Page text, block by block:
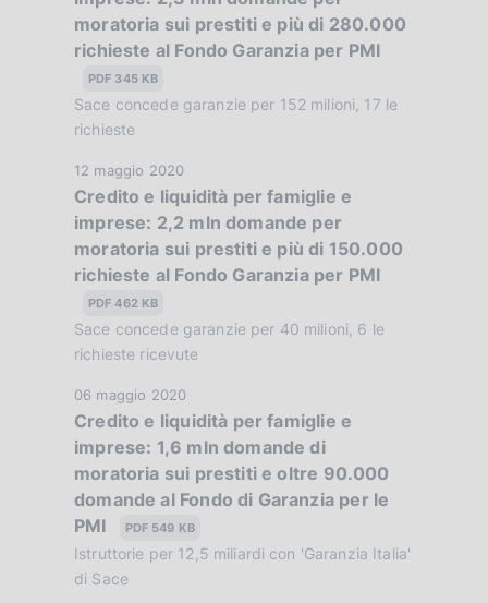
:
i
c
a
i
o
n
e
:
:
a
P
b
b
c
a
z
i
n
e
:
:
moratoria sui prestiti e più di 280.000
richieste al Fondo Garanzia per PMI
PDF 345 KB
Sace concede garanzie per 152 milioni, 17 le
richieste
D
a
t
a
P
b
b
i
c
a
z
i
o
n
e
12 maggio 2020
Credito e liquidità per famiglie e
imprese: 2,2 mln domande per
moratoria sui prestiti e più di 150.000
richieste al Fondo Garanzia per PMI
PDF 462 KB
Sace concede garanzie per 40 milioni, 6 le
richieste ricevute
D
a
t
a
P
u
b
b
06 maggio 2020
Credito e liquidità per famiglie e
imprese: 1,6 mln domande di
moratoria sui prestiti e oltre 90.000
domande al Fondo di Garanzia per le
PMI
PDF 549 KB
Istruttorie per 12,5 miliardi con 'Garanzia Italia'
di Sace